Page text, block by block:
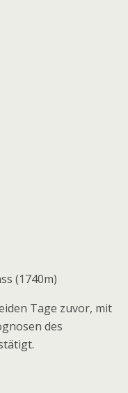
(1740m)
Tage zuvor, mit
des